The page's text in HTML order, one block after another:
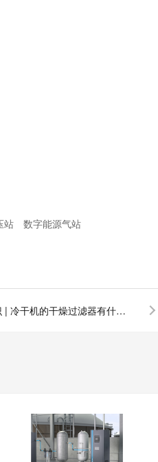
站
数字能源气站
鑫钻小知识 | 冷干机的干燥过滤器有什么作用?